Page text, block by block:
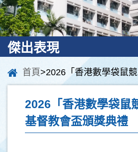
傑出表現
首頁>2026「香港數學袋鼠
2026「香港數學袋鼠
基督教會盃頒獎典禮